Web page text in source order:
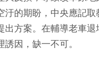
汙的期盼，中央應記
出方案。在輔導老車
因，缺一不可。